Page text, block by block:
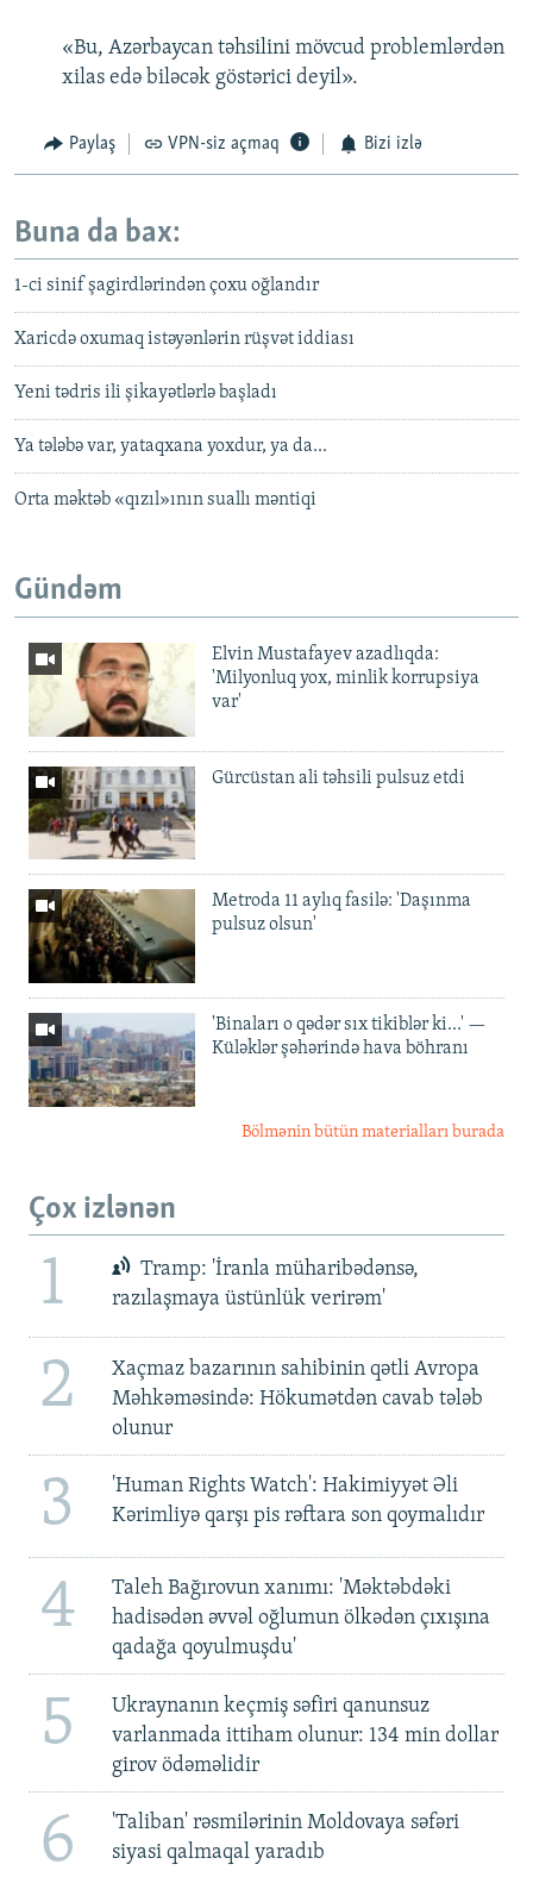
«Bu, Azərbaycan təhsilini mövcud problemlərdən
xilas edə biləcək göstərici deyil».
Paylaş VPN-siz açmaq Bizi izlə
Buna da bax:
1-ci sinif şagirdlərindən çoxu oğlandır
Xaricdə oxumaq istəyənlərin rüşvət iddiası
Yeni tədris ili şikayətlərlə başladı
Ya tələbə var, yataqxana yoxdur, ya da...
Orta məktəb «qızıl»ının suallı məntiqi
Gündəm
Elvin Mustafayev azadlıqda:
'Milyonluq yox, minlik korrupsiya
var'
Gürcüstan ali təhsili pulsuz etdi
Metroda 11 aylıq fasilə: 'Daşınma
pulsuz olsun'
'Binaları o qədər sıx tikiblər ki...' —
Küləklər şəhərində hava böhranı
Bölmənin bütün materialları burada
Çox izlənən
1
Tramp: 'İranla müharibədənsə,
razılaşmaya üstünlük verirəm'
2
Xaçmaz bazarının sahibinin qətli Avropa
Məhkəməsində: Hökumətdən cavab tələb
olunur
3
'Human Rights Watch': Hakimiyyət Əli
Kərimliyə qarşı pis rəftara son qoymalıdır
4
Taleh Bağırovun xanımı: 'Məktəbdəki
hadisədən əvvəl oğlumun ölkədən çıxışına
qadağa qoyulmuşdu'
5
Ukraynanın keçmiş səfiri qanunsuz
varlanmada ittiham olunur: 134 min dollar
girov ödəməlidir
6
'Taliban' rəsmilərinin Moldovaya səfəri
siyasi qalmaqal yaradıb